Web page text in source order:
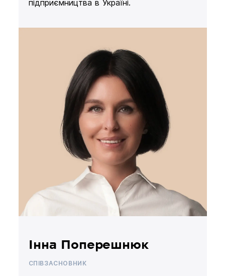
підприємництва в Україні.
Інна Поперешнюк
СПІВЗАСНОВНИК